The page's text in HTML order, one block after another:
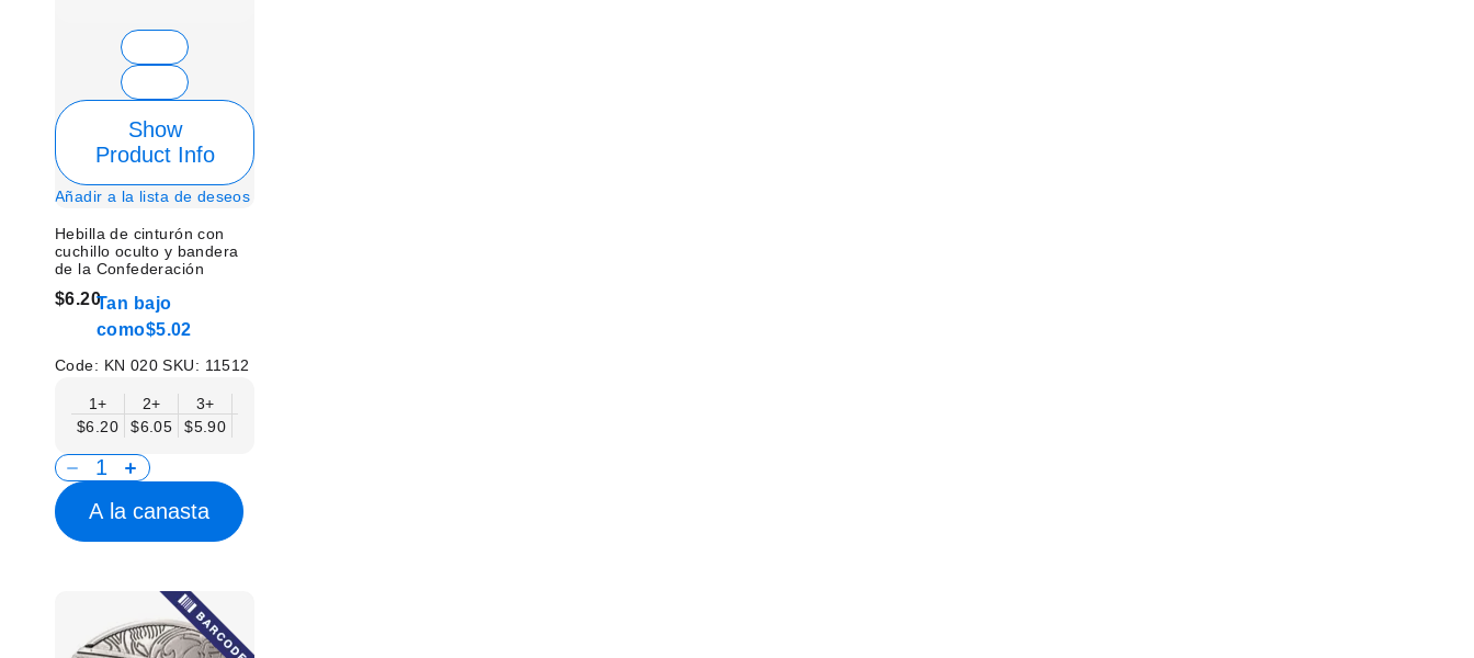
Show
Product Info
Añadir a la lista de deseos
Hebilla de cinturón con
cuchillo oculto y bandera
de la Confederación
$6.20Tan bajo
como$5.02
Code: KN 020SKU: 11512
1+
$6.20
2+
$6.05
3+
$5.90
A la canasta